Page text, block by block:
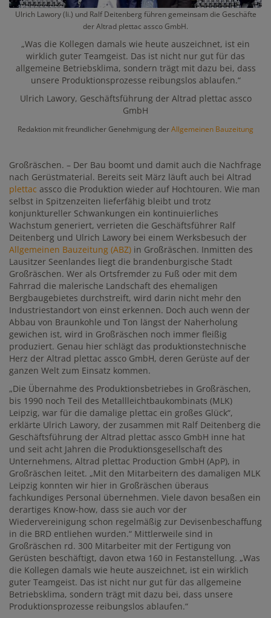
Ulrich Lawory (li.) und Ralf Deitenberg führen gemeinsam die Geschäfte
der Altrad plettac assco GmbH.
„Was die Kollegen damals wie heute auszeichnet, ist ein
wirklich guter Teamgeist. Das ist nicht nur gut für das
allgemeine Betriebsklima, sondern trägt mit dazu bei, dass
unsere Produktionsprozesse reibungslos ablaufen.“
Ulrich Lawory, Geschäftsführung der Altrad plettac assco
GmbH
Redaktion mit freundlicher Genehmigung derAllgemeinen Bauzeitung
Großräschen. – Der Bau boomt und damit auch die Nachfrage
nach Gerüstmaterial. Bereits seit März läuft auch bei Altrad
plettac assco die Produktion wieder auf Hochtouren. Wie man
selbst in Spitzenzeiten lieferfähig bleibt und trotz
konjunktureller Schwankungen ein kontinuierliches
Wachstum generiert, verrieten die Geschäftsführer Ralf
Deitenberg und Ulrich Lawory bei einem Werksbesuch der
Allgemeinen Bauzeitung (ABZ) in Großräschen. Inmitten des
Lausitzer Seenlandes liegt die brandenburgische Stadt
Großräschen. Wer als Ortsfremder zu Fuß oder mit dem
Fahrrad die malerische Landschaft des ehemaligen
Bergbaugebietes durchstreift, wird darin nicht mehr den
Industriestandort von einst erkennen. Doch auch wenn der
Abbau von Braunkohle und Ton längst der Naherholung
gewichen ist, wird in Großräschen noch immer fleißig
produziert. Genau hier schlägt das produktionstechnische
Herz der Altrad plettac assco GmbH, deren Gerüste auf der
ganzen Welt zum Einsatz kommen.
„Die Übernahme des Produktionsbetriebes in Großräschen,
bis 1990 noch Teil des Metallleichtbaukombinats (MLK)
Leipzig, war für die damalige plettac ein großes Glück“,
erklärte Ulrich Lawory, der zusammen mit Ralf Deitenberg die
Geschäftsführung der Altrad plettac assco GmbH inne hat
und seit acht Jahren die Produktionsgesellschaft des
Unternehmens, Altrad plettac Production GmbH (ApP), in
Großräschen leitet. „Mit den Mitarbeitern des damaligen MLK
Leipzig konnten wir hier in Großräschen überaus
fachkundiges Personal übernehmen. Viele davon besaßen ein
derartiges Know-how, dass sie auch vor der
Wiedervereinigung schon regelmäßig zur Devisenbeschaffung
in die BRD entliehen wurden.“ Mittlerweile sind in
Großräschen rd. 300 Mitarbeiter mit der Fertigung von
Gerüsten beschäftigt, davon etwa 160 in Festanstellung. „Was
die Kollegen damals wie heute auszeichnet, ist ein wirklich
guter Teamgeist. Das ist nicht nur gut für das allgemeine
Betriebsklima, sondern trägt mit dazu bei, dass unsere
Produktionsprozesse reibungslos ablaufen.“